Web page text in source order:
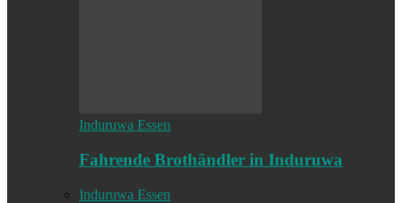
Induruwa Essen
Fahrende Brothändler in Induruwa
Induruwa Essen